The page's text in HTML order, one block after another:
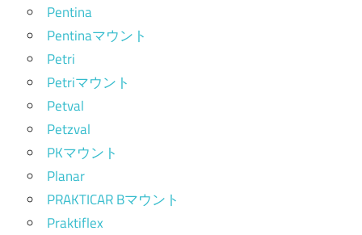
Pentina
Pentinaマウント
Petri
Petriマウント
Petval
Petzval
PKマウント
Planar
PRAKTICAR Bマウント
Praktiflex